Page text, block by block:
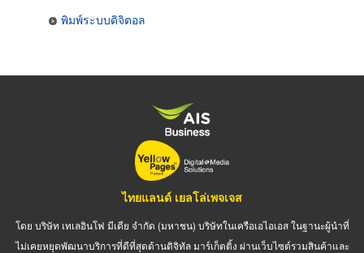
พิมพ์ระบบดิจิตอล
ไทยแลนด์ เยลโล่เพจเจส
โดย บริษัท เทเลอินโฟ มีเดีย จำกัด (มหาชน) บริษัทในเครือเอไอเอส ในฐานะผู้นำที่
ไม่เคยหยุดพัฒนาบริการที่ดีที่สุดด้านดิจิทัล มาร์เก็ตติ้ง ผ่านเว็บไซต์รวมสินค้าและ